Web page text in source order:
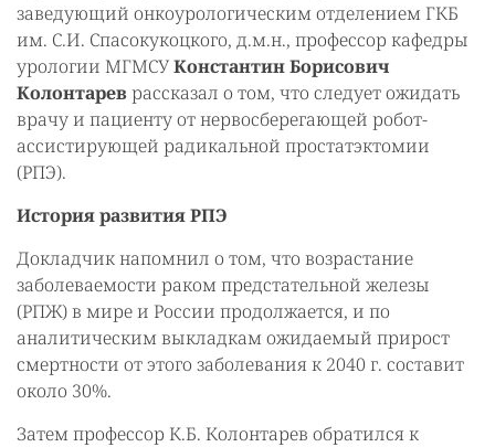
заведующий онкоурологическим отделением ГКБ
им. С.И. Спасокукоцкого, д.м.н., профессор кафедры
урологии МГМСУКонстантин Борисович
Колонтареврассказал о том, что следует ожидать
врачу и пациенту от нервосберегающей робот-
ассистирующей радикальной простатэктомии
(РПЭ).
История развития РПЭ
Докладчик напомнил о том, что возрастание
заболеваемости раком предстательной железы
(РПЖ) в мире и России продолжается, и по
аналитическим выкладкам ожидаемый прирост
смертности от этого заболевания к 2040 г. составит
около 30%.
Затем профессор К.Б. Колонтарев обратился к